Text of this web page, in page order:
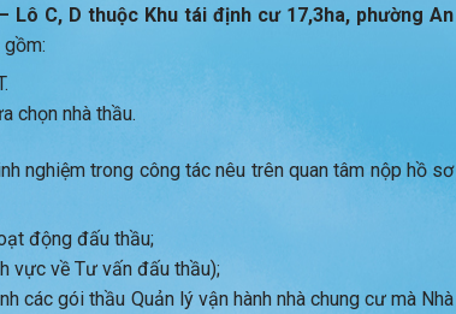
Lô C, D thuộc Khu tái định cư 17,3ha, phường An
gồm:
chọn nhà thầu.
nghiệm trong công tác nêu trên quan tâm nộp hồ sơ
động đấu thầu;
vực về Tư vấn đấu thầu);
các gói thầu Quản lý vận hành nhà chung cư mà Nhà